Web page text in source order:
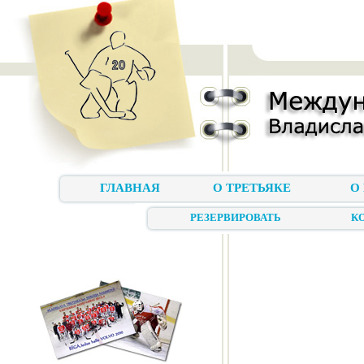
ГЛАВНАЯ О ТРЕТЬЯКЕ О
РЕЗЕРВИРОВАТЬ